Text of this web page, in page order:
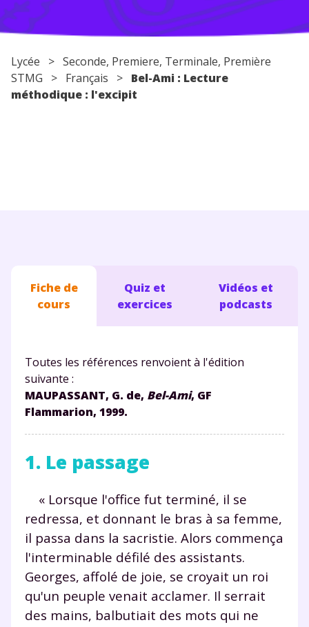
Conseils pour les parents
Lycée > Seconde, Premiere, Terminale, Première
STMG > Français > Bel-Ami : Lecture
méthodique : l'excipit
Fiche de
cours
Quiz et
exercices
Vidéos et
podcasts
Toutes les références renvoient à l'édition
suivante :
MAUPASSANT, G. de, Bel-Ami, GF
Flammarion, 1999.
1. Le passage
« Lorsque l'office fut terminé, il se
redressa, et donnant le bras à sa femme,
il passa dans la sacristie. Alors commença
l'interminable défilé des assistants.
Georges, affolé de joie, se croyait un roi
qu'un peuple venait acclamer. Il serrait
des mains, balbutiait des mots qui ne